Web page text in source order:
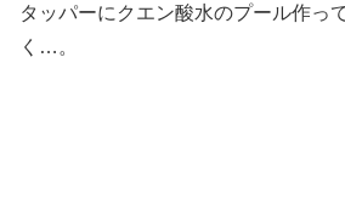
タッパーにクエン酸水のプール作っ
く…。